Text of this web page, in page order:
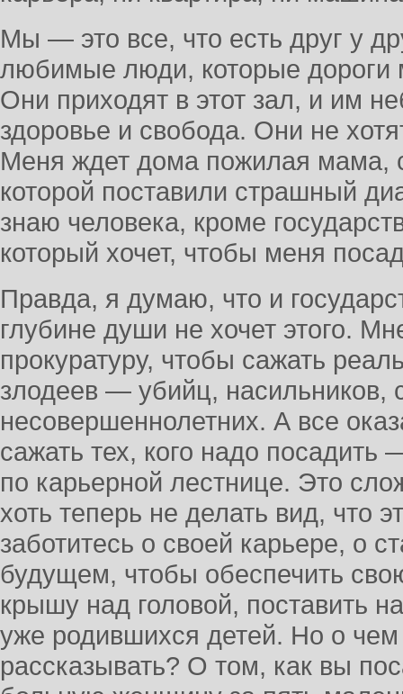
Мы — это все, что есть друг у
любимые люди, которые дороги
Они приходят в этот зал, и им
здоровье и свобода. Они не
Меня ждет дома пожилая мама,
которой поставили страшный
знаю человека, кроме
который хочет, чтобы меня
Правда, я думаю, что и
глубине души не хочет этого.
прокуратуру, чтобы сажать
злодеев — убийц, насильников,
несовершеннолетних. А все
сажать тех, кого надо посадить
по карьерной лестнице. Это
хоть теперь не делать вид, что
заботитесь о своей карьере, о
будущем, чтобы обеспечить
крышу над головой, поставить
уже родившихся детей. Но о
рассказывать? О том, как вы